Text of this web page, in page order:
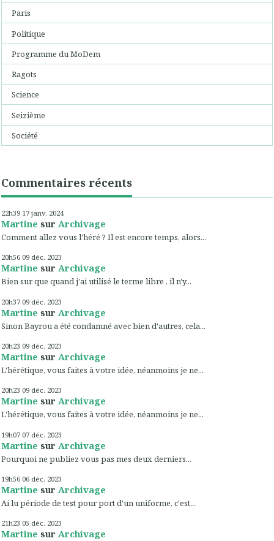
Paris
Politique
Programme du MoDem
Ragots
Science
Seizième
Société
Commentaires récents
22h39 17 janv. 2024
Martine sur Archivage
Comment allez vous l'héré ? Il est encore temps, alors...
20h56 09 déc. 2023
Martine sur Archivage
Bien sur que quand j'ai utilisé le terme libre , il n'y...
20h37 09 déc. 2023
Martine sur Archivage
Sinon Bayrou a été condamné avec bien d'autres, cela...
20h23 09 déc. 2023
Martine sur Archivage
L'hérétique, vous faites à votre idée, néanmoins je ne...
20h23 09 déc. 2023
Martine sur Archivage
L'hérétique, vous faites à votre idée, néanmoins je ne...
19h07 07 déc. 2023
Martine sur Archivage
Pourquoi ne publiez vous pas mes deux derniers...
19h56 06 déc. 2023
Martine sur Archivage
Ai lu période de test pour port d'un uniforme, c'est...
21h23 05 déc. 2023
Martine sur Archivage